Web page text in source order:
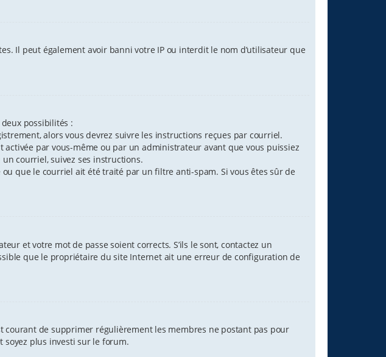
Il peut également avoir banni votre IP ou interdit le nom d’utilisateur que
possibilités :
alors vous devrez suivre les instructions reçues par courriel.
par vous-même ou par un administrateur avant que vous puissiez
courriel, suivez ses instructions.
que le courriel ait été traité par un filtre anti-spam. Si vous êtes sûr de
et votre mot de passe soient corrects. S’ils le sont, contactez un
que le propriétaire du site Internet ait une erreur de configuration de
courant de supprimer régulièrement les membres ne postant pas pour
soyez plus investi sur le forum.